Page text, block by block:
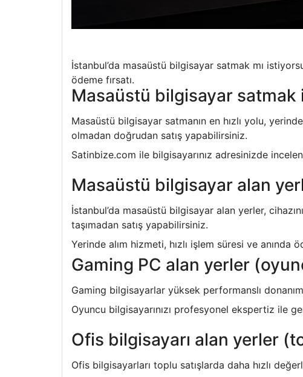
İstanbul’da masaüstü bilgisayar satmak mı
ödeme fırsatı.
Masaüstü bilgisayar satmak
Masaüstü bilgisayar satmanın en hızlı yolu,
olmadan doğrudan satış yapabilirsiniz.
Satinbize.com ile bilgisayarınız adresinizde
Masaüstü bilgisayar alan
İstanbul’da masaüstü bilgisayar alan yerler,
taşımadan satış yapabilirsiniz.
Yerinde alım hizmeti, hızlı işlem süresi ve anında
Gaming PC alan yerler
Gaming bilgisayarlar yüksek performanslı
Oyuncu bilgisayarınızı profesyonel ekspertiz ile
Ofis bilgisayarı alan yerler
Ofis bilgisayarları toplu satışlarda daha hızlı